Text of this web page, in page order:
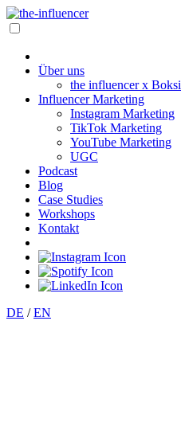
Über uns
the influencer x Boksi
Influencer Marketing
Instagram Marketing
TikTok Marketing
YouTube Marketing
UGC
Podcast
Blog
Case Studies
Workshops
Kontakt
DE /EN